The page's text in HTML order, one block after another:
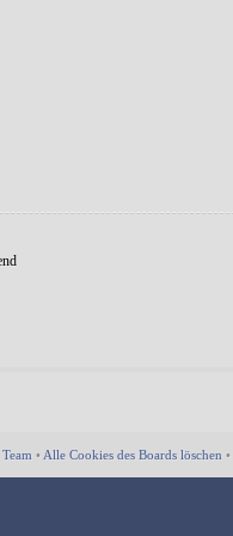
• Alle Cookies des Boards löschen •